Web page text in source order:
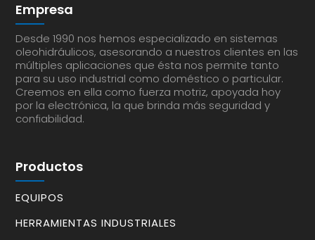
Empresa
Desde 1990 nos hemos especializado en sistemas
oleohidráulicos, asesorando a nuestros clientes en las
múltiples aplicaciones que ésta nos permite tanto
para su uso industrial como doméstico o particular.
Creemos en ella como fuerza motriz, apoyada hoy
por la electrónica, la que brinda más seguridad y
confiabilidad.
Productos
EQUIPOS
HERRAMIENTAS INDUSTRIALES